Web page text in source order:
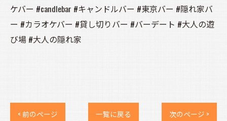
ケバー #candlebar #キャンドルバー #東京バー #隠れ家バ
ー #カラオケバー #貸し切りバー #バーデート #大人の遊
び場 #大人の隠れ家
< 前のページ 一覧に戻る 次のページ >